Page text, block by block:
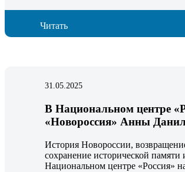
Читать
31.05.2025
В Национальном центре
«Новороссия» Анны
История Новороссии,
сохранение исторической
Национальном центре «Россия»